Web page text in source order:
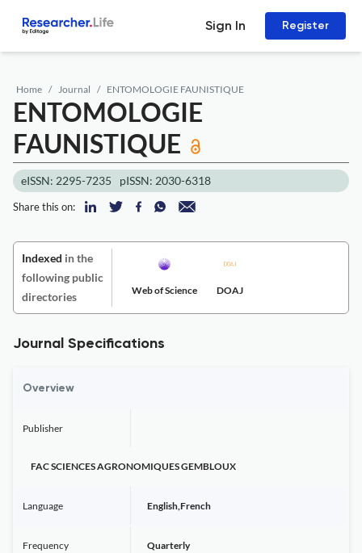
Sign In Register
Home Journal ENTOMOLOGIE FAUNISTIQUE
ENTOMOLOGIE
FAUNISTIQUE
eISSN: 2295-7235 pISSN: 2030-6318
Share this on:
Indexed in the
following public
directories
Web of Science DOAJ
Journal Specifications
Overview
Publisher
FAC SCIENCES AGRONOMIQUES GEMBLOUX
Language English,French
Frequency Quarterly